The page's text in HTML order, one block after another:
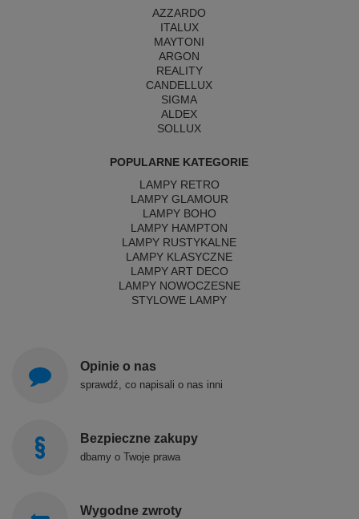
AZZARDO
ITALUX
MAYTONI
ARGON
REALITY
CANDELLUX
SIGMA
ALDEX
SOLLUX
POPULARNE KATEGORIE
LAMPY RETRO
LAMPY GLAMOUR
LAMPY BOHO
LAMPY HAMPTON
LAMPY RUSTYKALNE
LAMPY KLASYCZNE
LAMPY ART DECO
LAMPY NOWOCZESNE
STYLOWE LAMPY
Opinie o nas
sprawdź, co napisali o nas inni
Bezpieczne zakupy
dbamy o Twoje prawa
Wygodne zwroty